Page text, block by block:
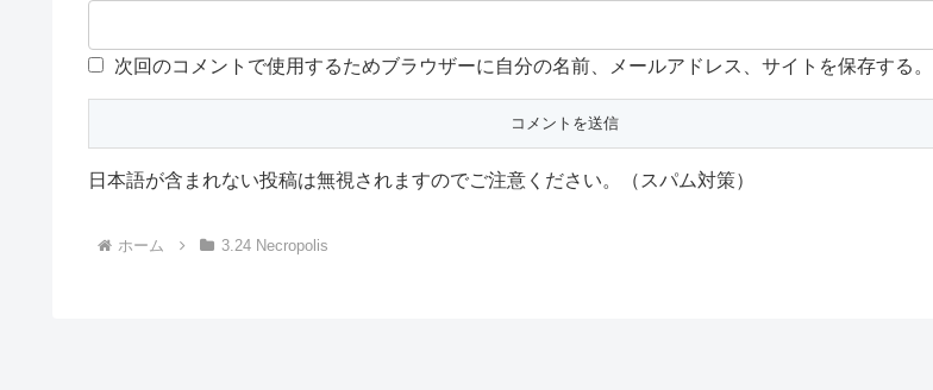
次回のコメントで使用するためブラウザーに自分の名前、メールアドレス、サイトを保存する。
日本語が含まれない投稿は無視されますのでご注意ください。（スパム対策）
ホーム 3.24 Necropolis